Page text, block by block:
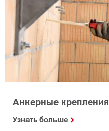
Анкерные крепления
Узнать больше